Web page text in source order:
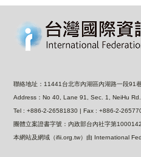
聯絡地址：11441台北市內湖區內湖路一段91
Address：No 40, Lane 91, Sec. 1, NeiHu Rd.
Tel : +886-2-26581830 | Fax : +886-2-
團體立案證書字號：內政部台內社字第
本網站及網域（ifii.org.tw）由 International